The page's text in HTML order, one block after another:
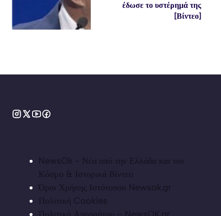
έδωσε το υστέρημά της
[Βίντεο]
NewsOk - Νέα από την Ελλάδα και τον
Κόσμο & Ιστορικά Βίντεο
Όροι Χρήσης Ιστότοπου Newsok.gr
Πολιτική Cookies